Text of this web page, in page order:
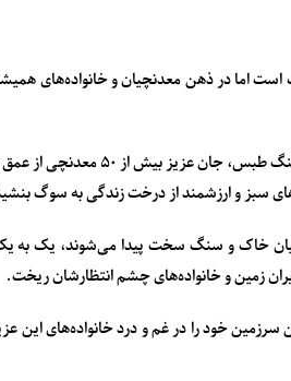
اما در ذهن معدنچیان و خانواده‌های
متأسفانه روز گذشته طی وقوع
سبز و ارزشمند از درخت زندگی به سوگ
میان خاک و سنگ سخت پیدا می‌شوند، یک به
زمین و خانواده‌های چشم انتظارشان ریخت.
خود را در غم و درد خانواده‌های این